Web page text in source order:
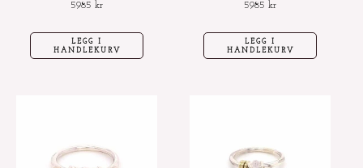
5985 kr
LEGG I
HANDLEKURV
5985 kr
LEGG I
HANDLEKURV